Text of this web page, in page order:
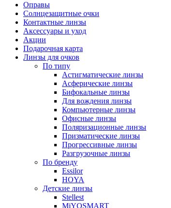
Оправы
Солнцезащитные очки
Контактные линзы
Аксессуары и уход
Акции
Подарочная карта
Линзы для очков
По типу
Астигматические линзы
Асферические линзы
Бифокальные линзы
Для вождения линзы
Компьютерные линзы
Офисные линзы
Поляризационные линзы
Призматические линзы
Прогрессивные линзы
Разгрузочные линзы
По бренду
Essilor
HOYA
Детские линзы
Stellest
MiYOSMART